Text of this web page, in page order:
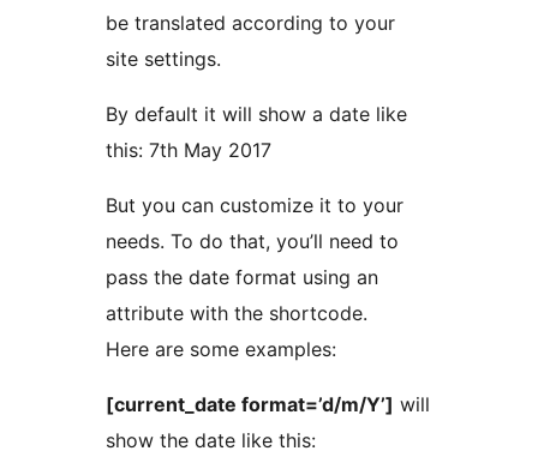
be translated according to your
site settings.
By default it will show a date like
this: 7th May 2017
But you can customize it to your
needs. To do that, you’ll need to
pass the date format using an
attribute with the shortcode.
Here are some examples:
[current_date format=’d/m/Y’] will
show the date like this: